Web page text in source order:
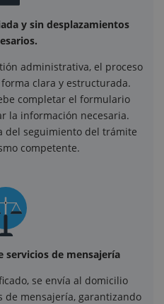
y sin desplazamientos
administrativa, el proceso
clara y estructurada.
completar el formulario
la información necesaria.
del seguimiento del trámite
competente.
servicios de mensajería
se envía al domicilio
de mensajería, garantizando